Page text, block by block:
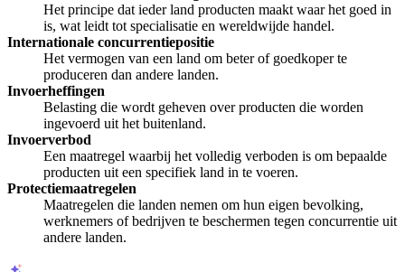
Het principe dat ieder land producten maakt waar het goed in
is, wat leidt tot specialisatie en wereldwijde handel.
Internationale concurrentiepositie
Het vermogen van een land om beter of goedkoper te
produceren dan andere landen.
Invoerheffingen
Belasting die wordt geheven over producten die worden
ingevoerd uit het buitenland.
Invoerverbod
Een maatregel waarbij het volledig verboden is om bepaalde
producten uit een specifiek land in te voeren.
Protectiemaatregelen
Maatregelen die landen nemen om hun eigen bevolking,
werknemers of bedrijven te beschermen tegen concurrentie uit
andere landen.